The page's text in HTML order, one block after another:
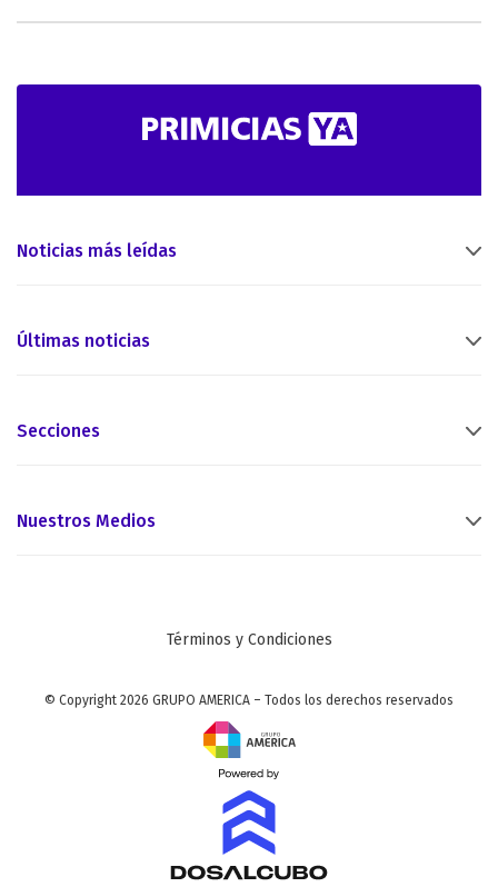
Noticias más leídas
Últimas noticias
Secciones
Nuestros Medios
Términos y Condiciones
© Copyright 2026 GRUPO AMERICA – Todos los derechos reservados